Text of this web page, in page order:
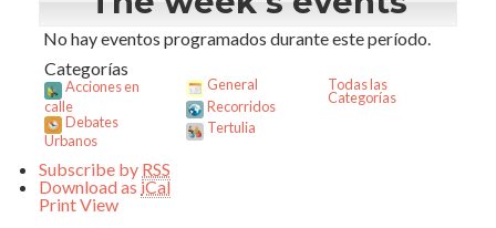
No hay eventos programados durante este período.
Categorías
Acciones en
calle
Debates
Urbanos
General
Recorridos
Tertulia
Todas las
Categorías
Subscribe by RSS
Download as iCal
PrintView